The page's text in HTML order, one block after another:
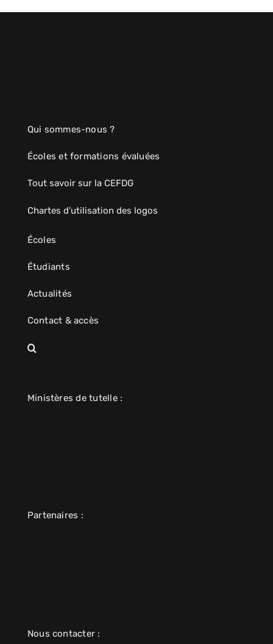
Qui sommes-nous ?
Écoles et formations évaluées
Tout savoir sur la CEFDG
Chartes d’utilisation des logos
Écoles
Étudiants
Actualités
Contact & accès
Ministères de tutelle :
Partenaires :
Nous contacter :